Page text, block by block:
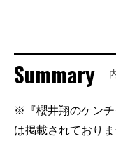
Summary
※『櫻井翔のケン
は掲載されておりま